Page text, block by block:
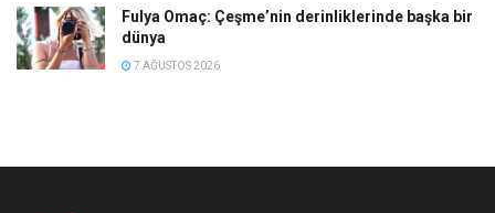
Fulya Omaç: Çeşme’nin derinliklerinde başka bir
dünya
7 AĞUSTOS 2026